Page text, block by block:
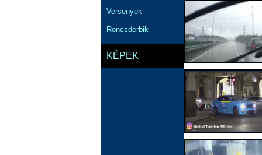
Versenyek
Roncsderbik
KÉPEK